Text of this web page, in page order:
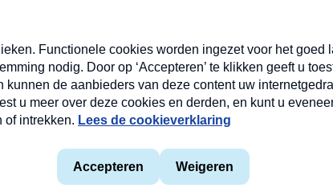
Meldpunt
Heel
Privacyverklaring
Cookieverklaring